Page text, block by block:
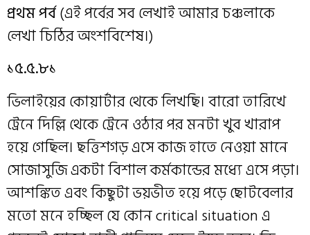
প্রথম পর্ব(এই পর্বের সব লেখাই আমার চঞ্চলাকে
লেখা চিঠির অংশবিশেষ।)
১৫.৫.৮১
ভিলাইয়ের কোয়ার্টার থেকে লিখছি। বারো তারিখে
ট্রেনে দিল্লি থেকে ট্রেনে ওঠার পর মনটা খুব খারাপ
হয়ে গেছিল। ছত্তিশগড় এসে কাজ হাতে নেওয়া মানে
সোজাসুজি একটা বিশাল কর্মকান্ডের মধ্যে এসে পড়া।
আশঙ্কিত এবং কিছুটা ভয়ভীত হয়ে পড়ে ছোটবেলার
মতো মনে হচ্ছিল যে কোন critical situation এ